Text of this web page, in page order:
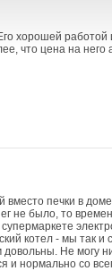
хорошей
что цена на него
вместо печки в
не было, то
котел - мы так и
Не могу
и нормально со